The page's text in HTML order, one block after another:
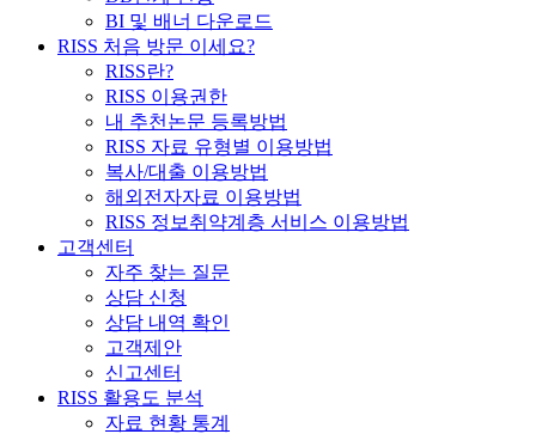
BI 및 배너 다운로드
RISS 처음 방문 이세요?
RISS란?
RISS 이용권한
내 추천논문 등록방법
RISS 자료 유형별 이용방법
복사/대출 이용방법
해외전자자료 이용방법
RISS 정보취약계층 서비스 이용방법
고객센터
자주 찾는 질문
상담 신청
상담 내역 확인
고객제안
신고센터
RISS 활용도 분석
자료 현황 통계